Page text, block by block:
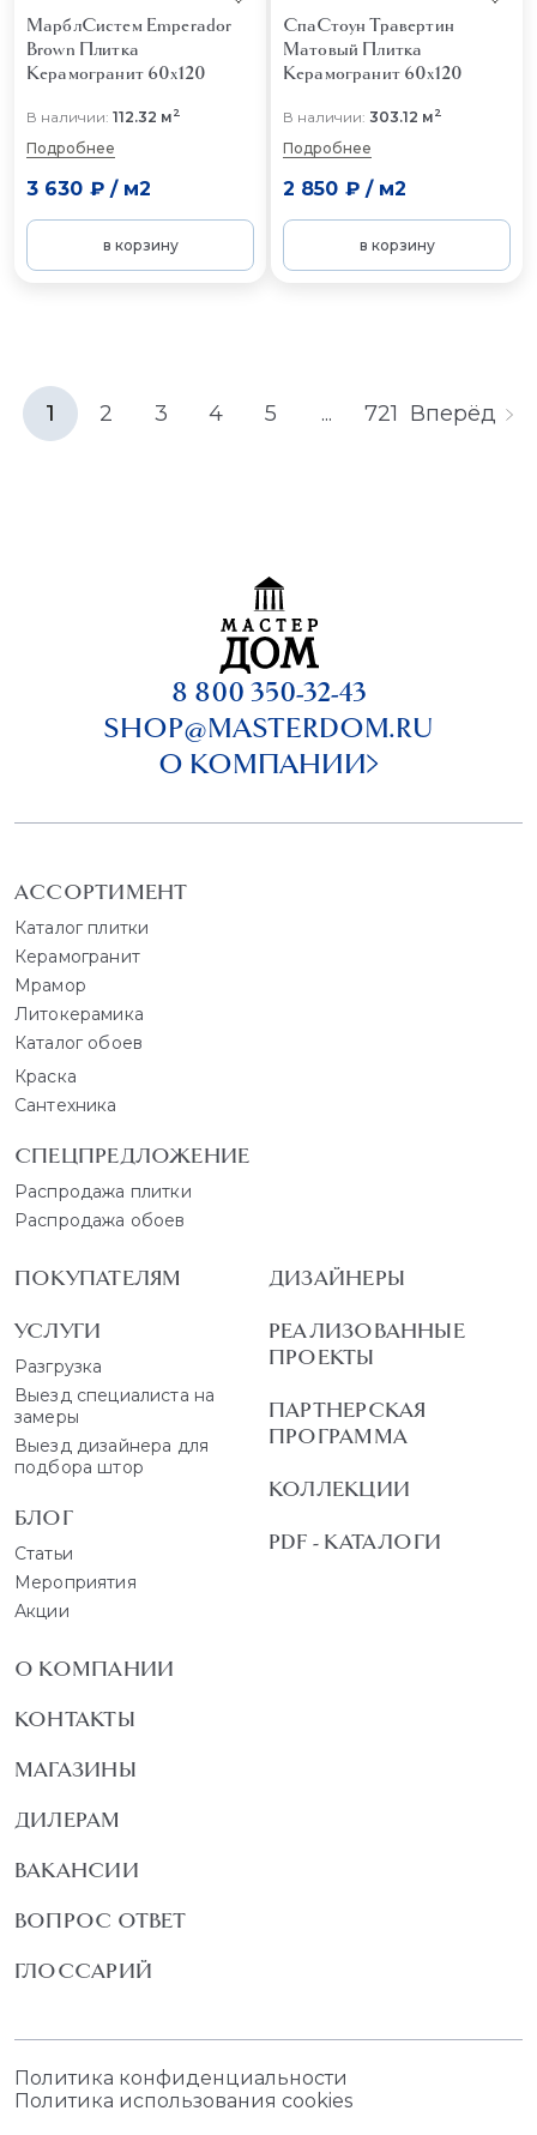
МарблСистем Emperador
Brown Плитка
Керамогранит 60x120
В наличии: 112.32 м2
Подробнее
3 630 ₽/ м2
в корзину
СпаСтоун Травертин
Матовый Плитка
Керамогранит 60x120
В наличии: 303.12 м2
Подробнее
2 850 ₽/ м2
в корзину
1 2 3 4 5 ... 721 Вперёд
8 800 350-32-43
SHOP@MASTERDOM.RU
О КОМПАНИИ
АССОРТИМЕНТ
Каталог плитки
Керамогранит
Мрамор
Литокерамика
Каталог обоев
Краска
Сантехника
СПЕЦПРЕДЛОЖЕНИЕ
Распродажа плитки
Распродажа обоев
ПОКУПАТЕЛЯМ
УСЛУГИ
Разгрузка
Выезд специалиста на
замеры
Выезд дизайнера для
подбора штор
БЛОГ
Статьи
Мероприятия
Акции
ДИЗАЙНЕРЫ
РЕАЛИЗОВАННЫЕ
ПРОЕКТЫ
ПАРТНЕРСКАЯ
ПРОГРАММА
КОЛЛЕКЦИИ
PDF - КАТАЛОГИ
О КОМПАНИИ
КОНТАКТЫ
МАГАЗИНЫ
ДИЛЕРАМ
ВАКАНСИИ
ВОПРОС ОТВЕТ
ГЛОССАРИЙ
Политика конфиденциальности
Политика использования cookies